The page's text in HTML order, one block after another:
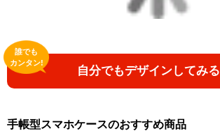
自分でもデザインしてみる
誰でも
カンタン!
手帳型スマホケースのおすすめ商品